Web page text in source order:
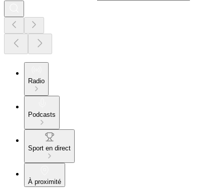
Radio
Podcasts
Sport en direct
À proximité